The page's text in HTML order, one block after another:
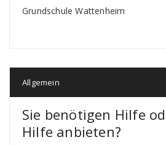
Grundschule Wattenheim
Allgemein
Sie benötigen Hilfe
Hilfe anbieten?